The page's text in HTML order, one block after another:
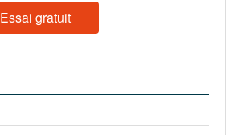
Essai gratuit